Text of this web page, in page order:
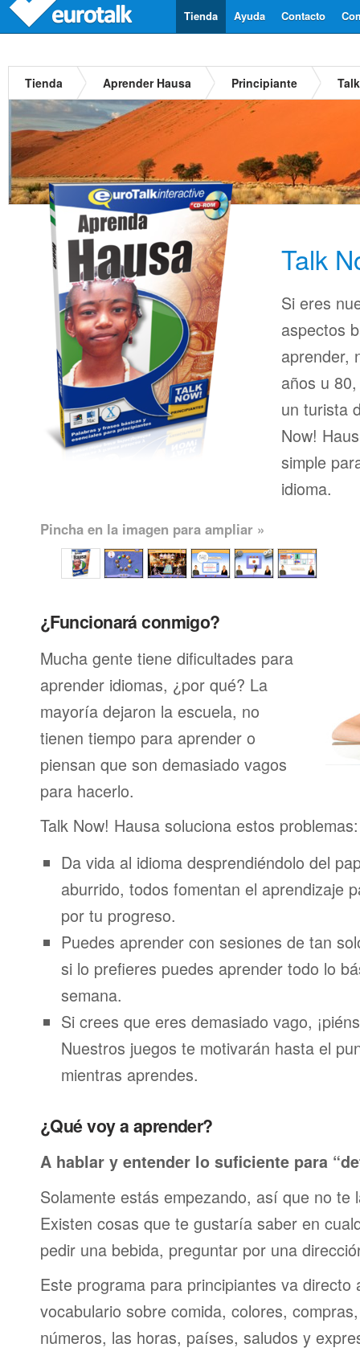
Contacto
Ayuda
Tienda
Tienda Aprender Hausa Principiante
Talk
Si eres
aspectos
aprender,
años u
un turista
Now!
simple
idioma.
Pincha en la imagen para ampliar »
¿Funcionará conmigo?
Mucha gente tiene dificultades para
aprender idiomas, ¿por qué? La
mayoría dejaron la escuela, no
tienen tiempo para aprender o
piensan que son demasiado vagos
para hacerlo.
Talk Now! Hausa soluciona estos problemas:
Da vida al idioma desprendiéndolo del
aburrido, todos fomentan el aprendizaje
por tu progreso.
Puedes aprender con sesiones de tan
si lo prefieres puedes aprender todo lo
semana.
Si crees que eres demasiado vago,
Nuestros juegos te motivarán hasta el
mientras aprendes.
¿Qué voy a aprender?
A hablar y entender lo suficiente para
Solamente estás empezando, así que no te
Existen cosas que te gustaría saber en
pedir una bebida, preguntar por una
Este programa para principiantes va directo
vocabulario sobre comida, colores,
números, las horas, países, saludos y